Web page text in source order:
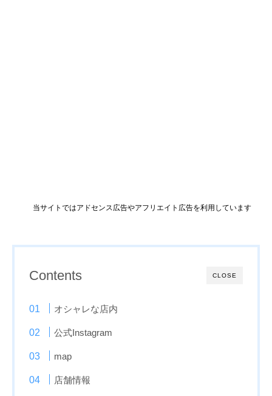
当サイトではアドセンス広告やアフリエイト広告を利用しています
CLOSE
Contents
オシャレな店内
公式Instagram
map
店舗情報